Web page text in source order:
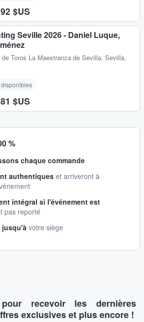
92 $US
Seville 2026 - Daniel Luque,
de Toros La Maestranza de Sevilla, Sevilla,
81 $US
%
chaque commande
authentiqueset arriveront à
intégral si l'événement est
pas reporté
jusqu'à votre siège
pour recevoir les dernières
exclusives et plus encore !